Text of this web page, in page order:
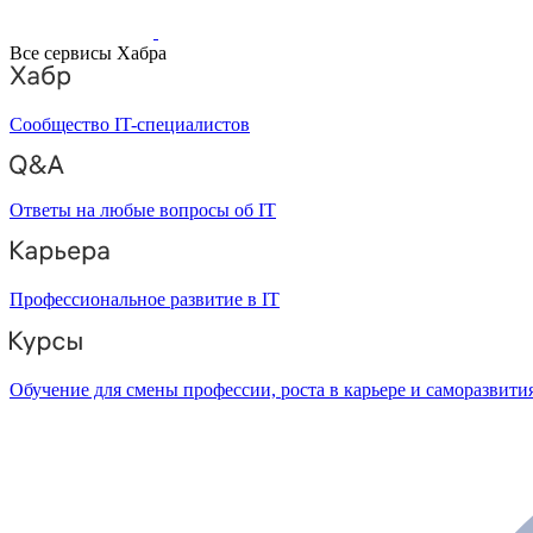
Все сервисы Хабра
Сообщество IT-специалистов
Ответы на любые вопросы об IT
Профессиональное развитие в IT
Обучение для смены профессии, роста в карьере и